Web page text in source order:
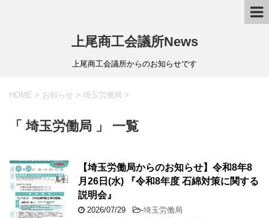
上尾商工会議所News
上尾商工会議所からのお知らせです
HOME > お知らせ > 埼玉労働局 >
「 埼玉労働局 」 一覧
【埼玉労働局からのお知らせ】令和8年8
月26日(水) 『令和8年度 石綿対策に関する
説明会』
2026/07/29 -埼玉労働局